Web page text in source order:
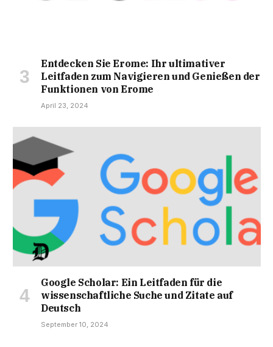
Entdecken Sie Erome: Ihr ultimativer
Leitfaden zum Navigieren und Genießen der
Funktionen von Erome
April 23, 2024
Google Scholar: Ein Leitfaden für die
wissenschaftliche Suche und Zitate auf
Deutsch
September 10, 2024